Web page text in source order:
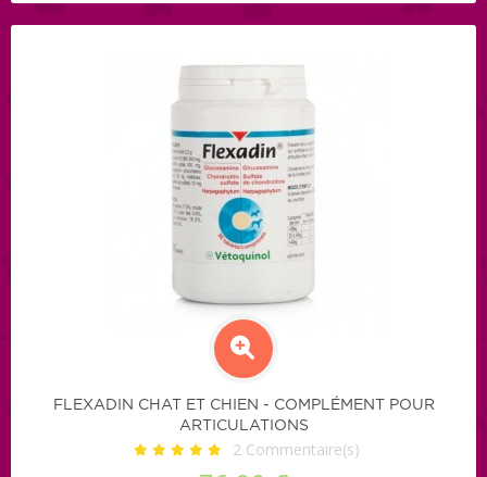
FLEXADIN CHAT ET CHIEN - COMPLÉMENT POUR
ARTICULATIONS
2 Commentaire(s)